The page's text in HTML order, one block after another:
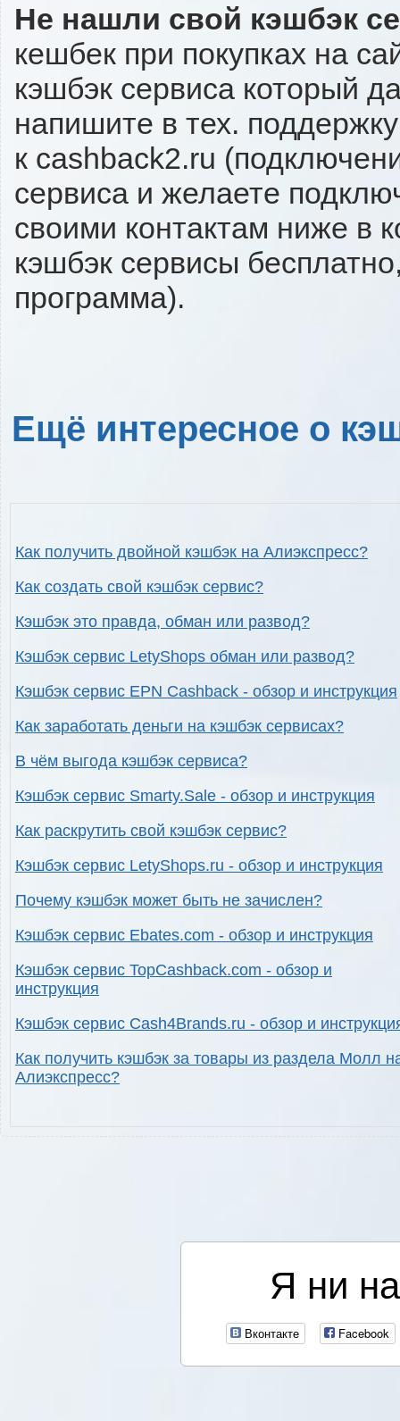
Не нашли свой кэшбэк
кешбек при покупках на
кэшбэк сервиса который
напишите в тех.
к cashback2.ru
сервиса и желаете
своими контактам ниже в
кэшбэк сервисы
программа).
Ещё интересное о
Как получить двойной кэшбэк на Алиэкспресс?
Как создать свой кэшбэк сервис?
Кэшбэк это правда, обман или развод?
Кэшбэк сервис LetyShops обман или развод?
Кэшбэк сервис EPN Cashback - обзор и инструкция
Как заработать деньги на кэшбэк сервисах?
В чём выгода кэшбэк сервиса?
Кэшбэк сервис Smarty.Sale - обзор и инструкция
Как раскрутить свой кэшбэк сервис?
Кэшбэк сервис LetyShops.ru - обзор и инструкция
Почему кэшбэк может быть не зачислен?
Кэшбэк сервис Ebates.com - обзор и инструкция
Кэшбэк сервис TopCashback.com - обзор и
инструкция
Кэшбэк сервис Cash4Brands.ru - обзор и
Как получить кэшбэк за товары из раздела Молл
Алиэкспресс?
Я ни
Вконтакте Facebook